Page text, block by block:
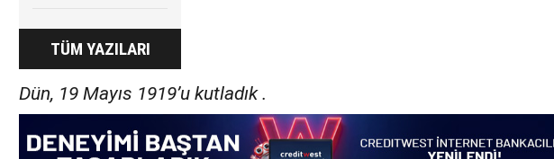
TÜM YAZILARI
Dün, 19 Mayıs 1919’u kutladık .